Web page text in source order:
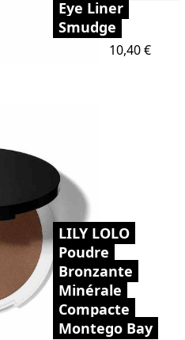
Eye Liner
Smudge
Prix
10,40 €
LILY LOLO
Poudre
Bronzante
Minérale
Compacte
Montego Bay